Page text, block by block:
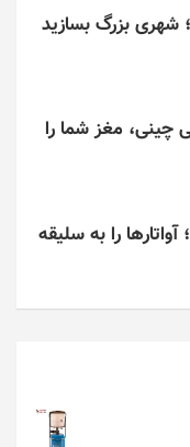
چینی، مغز شما را
بازی/ Pastel Friends؛ آواتارها را به سلیقه